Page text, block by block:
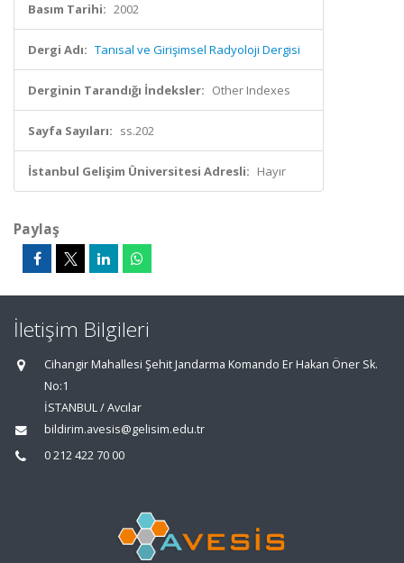
Basım Tarihi: 2002
Dergi Adı: Tanısal ve Girişimsel Radyoloji Dergisi
Derginin Tarandığı İndeksler: Other Indexes
Sayfa Sayıları: ss.202
İstanbul Gelişim Üniversitesi Adresli: Hayır
Paylaş
İletişim Bilgileri
Cihangir Mahallesi Şehit Jandarma Komando Er Hakan Öner Sk.
No:1
İSTANBUL / Avcılar
bildirim.avesis@gelisim.edu.tr
0 212 422 70 00